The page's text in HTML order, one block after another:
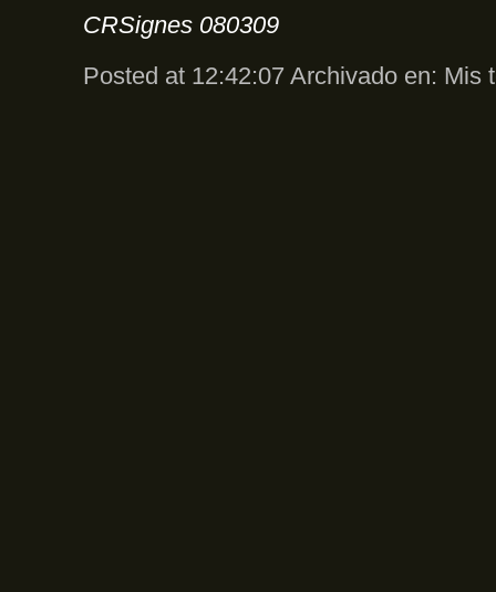
CRSignes 080309
Posted at 12:42:07 Archivado en: Mis